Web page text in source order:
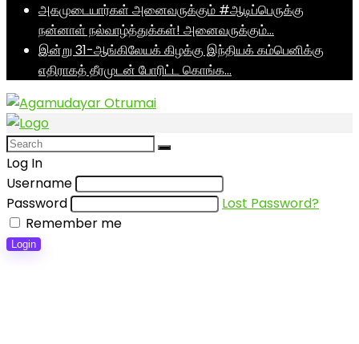
அகமுடையார்கள் அனைவருக்கும் #ஆடிப்பெருக்கு
நன்னாள் நல்வாழ்த்துக்கள்! அனைவருக்கும்…
இன்று 31-ஆங்கிலேயக் கிழக்கு இந்தியக் கம்பெனிக்கு
எதிராகத் தீரமுடன் போரிட்ட கொங்க…
Log In
Username
Password
Lost Password?
Remember me
Login